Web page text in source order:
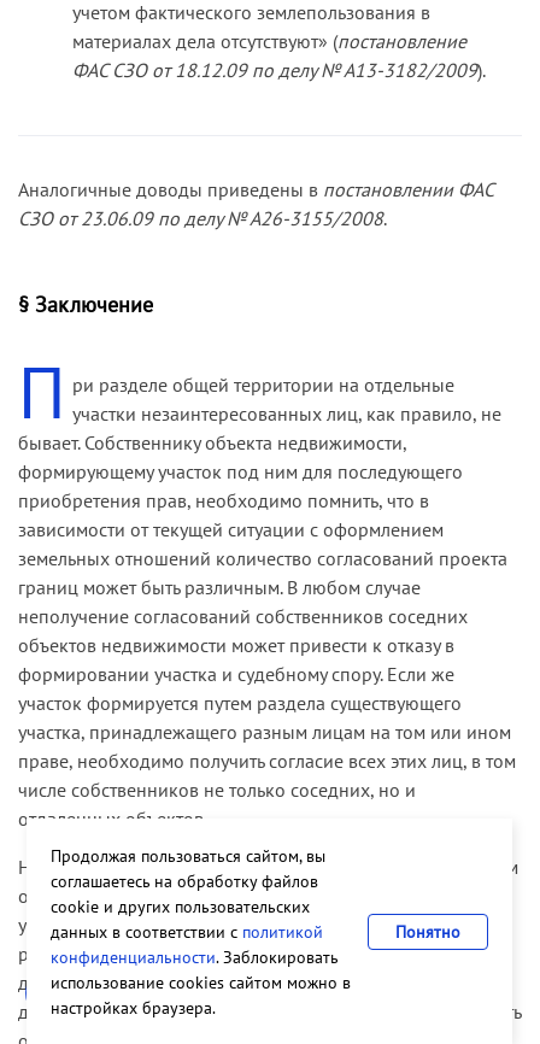
учетом фактического землепользования в
материалах дела отсутствуют» (постановление
ФАС СЗО от 18.12.09 по делу № А13-3182/2009).
Аналогичные доводы приведены в постановлении ФАС
СЗО от 23.06.09 по делу № А26-3155/2008.
§ Заключение
П ри разделе общей территории на отдельные
участки незаинтересованных лиц, как правило, не
бывает. Собственнику объекта недвижимости,
формирующему участок под ним для последующего
приобретения прав, необходимо помнить, что в
зависимости от текущей ситуации с оформлением
земельных отношений количество согласований проекта
границ может быть различным. В любом случае
неполучение согласований собственников соседних
объектов недвижимости может привести к отказу в
формировании участка и судебному спору. Если же
участок формируется путем раздела существующего
участка, принадлежащего разным лицам на том или ином
праве, необходимо получить согласие всех этих лиц, в том
числе собственников не только соседних, но и
отдаленных объектов.
Неполучение согласия позволяет обратиться в суд с иском
о разделе участка. При возникновении спора о разделе
участка процессуальный риск оставления иска без
рассмотрения можно снизить путем соблюдения
досудебной стадии — обращением за разделом участка в
добровольном порядке. Это обращение должно позволять
Продолжая пользоваться сайтом, вы
соглашаетесь на обработку файлов
cookie и других пользовательских
данных в соответствии с политикой
конфиденциальности. Заблокировать
использование cookies сайтом можно в
настройках браузера.
Понятно